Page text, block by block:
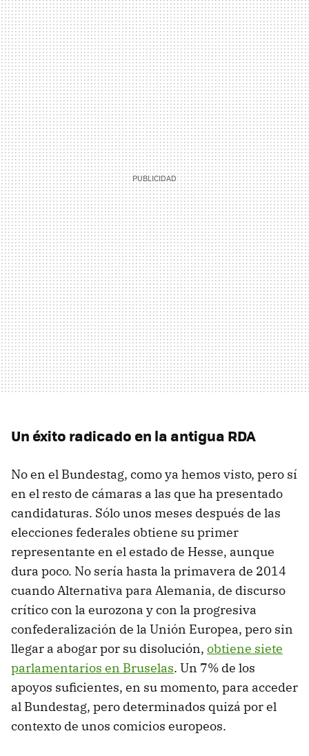
Un éxito radicado en la antigua RDA
No en el Bundestag, como ya hemos visto, pero sí
en el resto de cámaras a las que ha presentado
candidaturas. Sólo unos meses después de las
elecciones federales obtiene su primer
representante en el estado de Hesse, aunque
dura poco. No sería hasta la primavera de 2014
cuando Alternativa para Alemania, de discurso
crítico con la eurozona y con la progresiva
confederalización de la Unión Europea, pero sin
llegar a abogar por su disolución, obtiene siete
parlamentarios en Bruselas. Un 7% de los
apoyos suficientes, en su momento, para acceder
al Bundestag, pero determinados quizá por el
contexto de unos comicios europeos.